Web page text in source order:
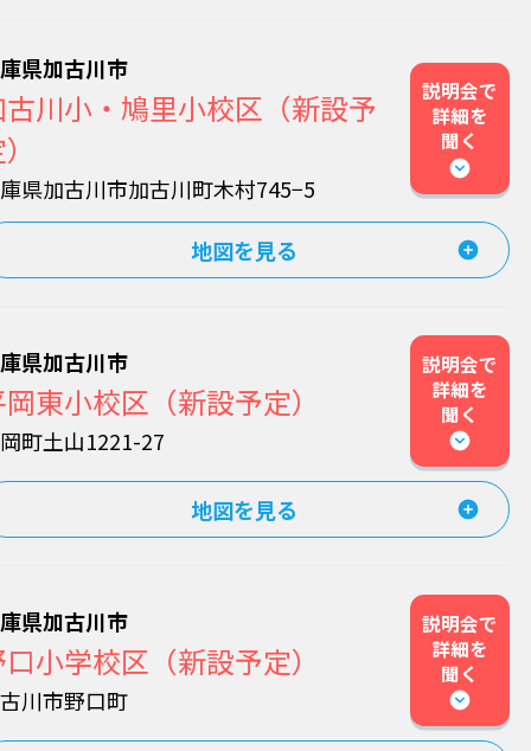
県加古川市
川小・鳩里小校区（新設予
県加古川市加古川町木村745−5
説明会で
詳細を
聞く
地図を見る
県加古川市
東小校区（新設予定）
町土山1221-27
説明会で
詳細を
聞く
地図を見る
県加古川市
小学校区（新設予定）
川市野口町
説明会で
詳細を
聞く